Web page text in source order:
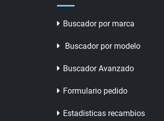
Buscador por marca
Buscador por modelo
Buscador Avanzado
Formulario pedido
Estadisticas recambios